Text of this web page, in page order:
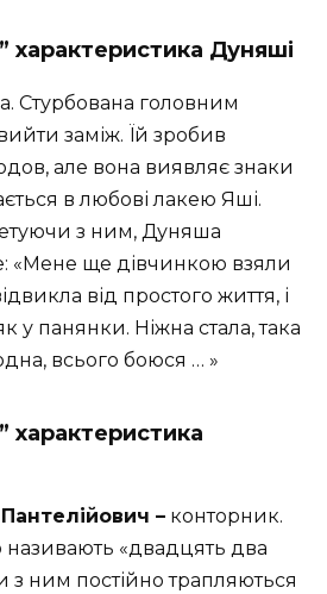
характеристика Дуняші
Стурбована головним
заміж. Їй зробив
але вона виявляє знаки
в любові лакею Яші.
з ним, Дуняша
«Мене ще дівчинкою взяли
від простого життя, і
у панянки. Ніжна стала, така
всього боюся … »
характеристика
– конторник.
називають «двадцять два
з ним постійно трапляються